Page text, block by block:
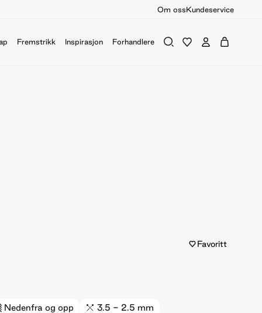
Om ossKundeservice
Fremstrikk Inspirasjon Forhandlere
Favoritt
Nedenfra og opp 3.5 - 2.5 mm